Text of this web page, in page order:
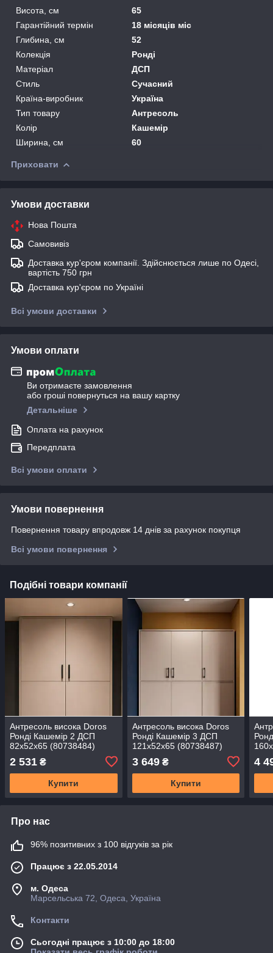
Висота, см
65
Гарантійний термін
18 місяців міс
Глибина, см
52
Колекція
Ронді
Матеріал
ДСП
Стиль
Сучасний
Країна-виробник
Україна
Тип товару
Антресоль
Колір
Кашемір
Ширина, см
60
Приховати
Умови доставки
Нова Пошта
Самовивіз
Доставка кур'єром компанії. Здійснюється лише по Одесі,
вартість 750 грн
Доставка кур'єром по Україні
Всі умови доставки
Умови оплати
Ви отримаєте замовлення
або гроші повернуться на вашу картку
Детальніше
Оплата на рахунок
Передплата
Всі умови оплати
Умови повернення
Повернення товару впродовж 14 днів за рахунок покупця
Всі умови повернення
Подібні товари компанії
Антресоль висока Doros
Ронді Кашемір 2 ДСП
82х52х65 (80738484)
2 531 ₴
Купити
Антресоль висока Doros
Ронді Кашемір 3 ДСП
121х52х65 (80738487)
3 649₴
Купити
4
Про нас
96% позитивних з 100 відгуків за рік
Працює з 22.05.2014
м. Одеса
Марсельська 72, Одеса, Україна
Контакти
Сьогодні працює з 10:00 до 18:00